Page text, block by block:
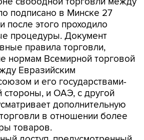
подписано в Минске 27
после этого проходило
процедуры. Документ
правила торговли,
нормам Всемирной торговой
Евразийским
и его государствами-
стороны, и ОАЭ, с другой
дополнительную
в отношении более
товаров.